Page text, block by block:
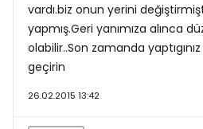
vardı.biz onun yerini
yapmış.Geri yanımıza alınca
olabilir..Son zamanda
geçirin
26.02.2015 13:42